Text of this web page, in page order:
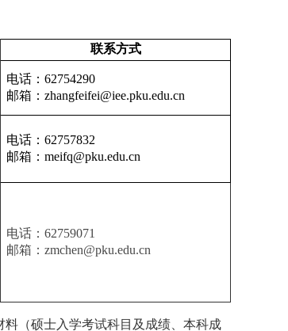
联系方式
电话：62754290
邮箱：zhangfeifei@iee.pku.edu.cn
电话：62757832
邮箱：meifq@pku.edu.cn
电话：62759071
邮箱：zmchen@pku.edu.cn
（硕士入学考试科目及成绩、本科成